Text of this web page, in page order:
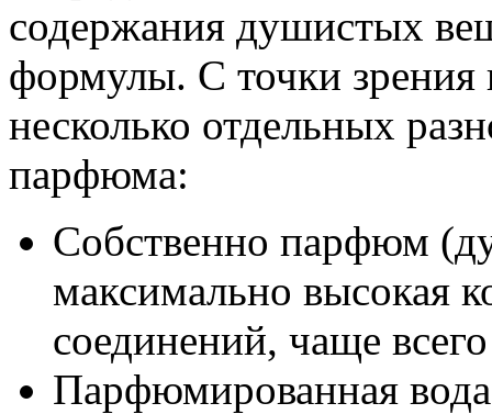
содержания душистых
формулы. С точки
несколько отдельных
парфюма:
Собственно парфюм
максимально высокая
соединений, чаще
Парфюмированная